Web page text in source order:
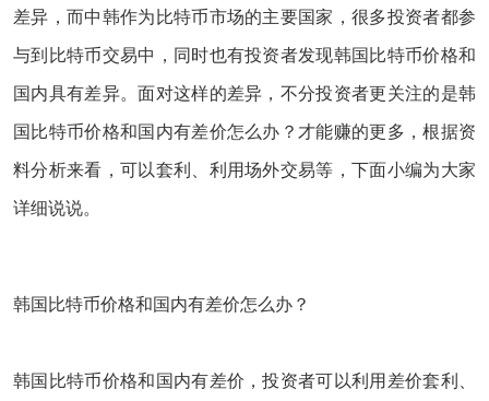
差异，而中韩作为比特币市场的主要国家，很多投资者都参
与到比特币交易中，同时也有投资者发现韩国比特币价格和
国内具有差异。面对这样的差异，不分投资者更关注的是韩
国比特币价格和国内有差价怎么办？才能赚的更多，根据资
料分析来看，可以套利、利用场外交易等，下面小编为大家
详细说说。
韩国比特币价格和国内有差价怎么办？
韩国比特币价格和国内有差价，投资者可以利用差价套利、